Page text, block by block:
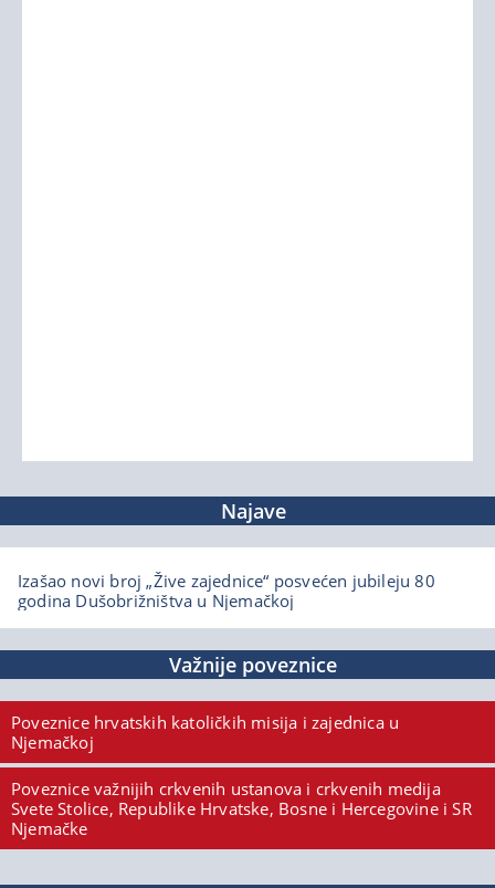
Najave
Izašao novi broj „Žive zajednice“ posvećen jubileju 80
godina Dušobrižništva u Njemačkoj
Važnije poveznice
Poveznice hrvatskih katoličkih misija i zajednica u
Njemačkoj
Poveznice važnijih crkvenih ustanova i crkvenih medija
Svete Stolice, Republike Hrvatske, Bosne i Hercegovine i SR
Njemačke